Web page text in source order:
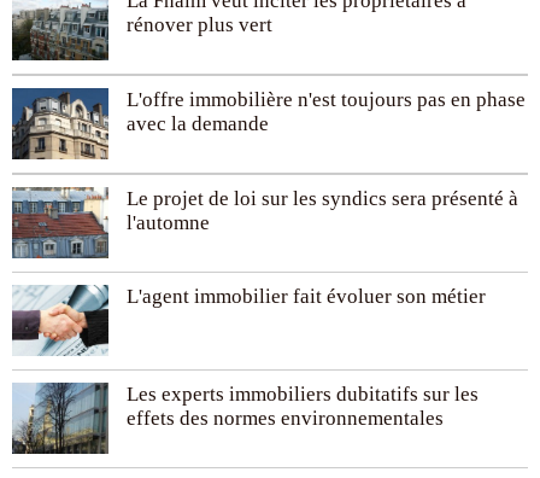
rénover plus vert
L'offre immobilière n'est toujours pas en phase
avec la demande
Le projet de loi sur les syndics sera présenté à
l'automne
L'agent immobilier fait évoluer son métier
Les experts immobiliers dubitatifs sur les
effets des normes environnementales